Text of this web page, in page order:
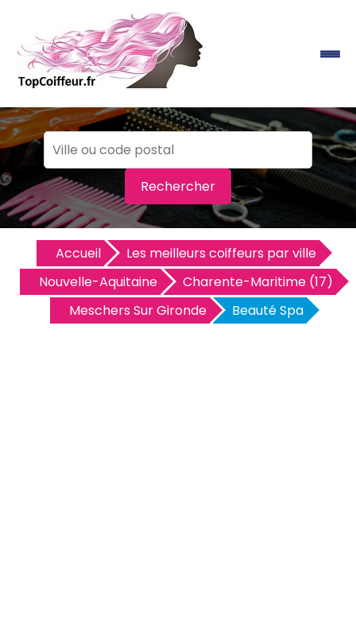
Rechercher
Accueil
Les meilleurs coiffeurs par ville
Nouvelle-Aquitaine
Charente-Maritime (17)
Meschers Sur Gironde
Beauté Spa